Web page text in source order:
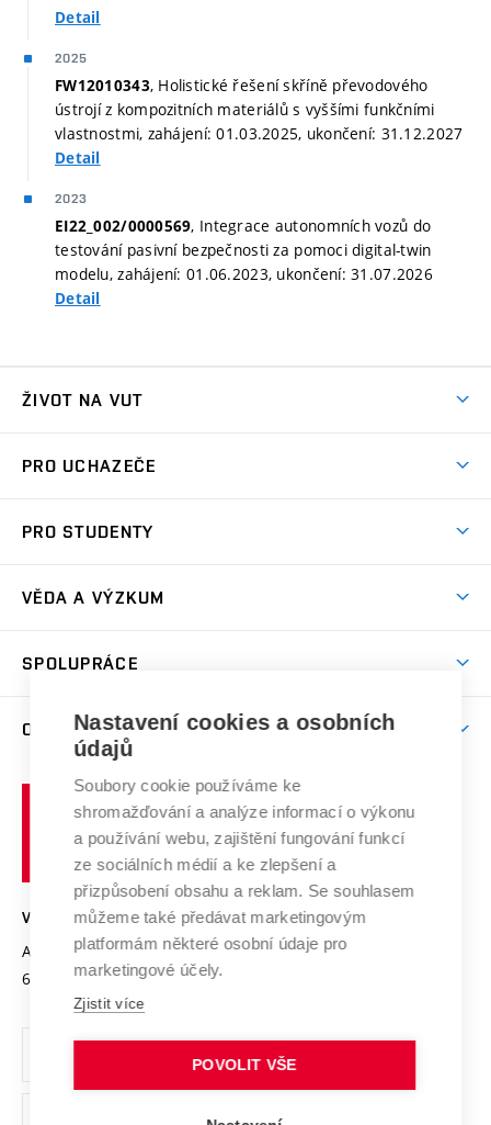
Detail
2025
FW12010343, Holistické řešení skříně převodového
ústrojí z kompozitních materiálů s vyššími funkčními
vlastnostmi, zahájení: 01.03.2025, ukončení: 31.12.2027
Detail
2023
EI22_002/0000569, Integrace autonomních vozů do
testování pasivní bezpečnosti za pomoci digital-twin
modelu, zahájení: 01.06.2023, ukončení: 31.07.2026
Detail
ŽIVOT NA VUT
Koleje
Sport na VUT
Brno
PRO UCHAZEČE
Dny otevřených dveří
Celoživotní vzdělávání
E-přihláška
PRO STUDENTY
Harmonogram akademického roku
Závěrečné práce
Doktorské studium
Zpracování osobních údajů studentů
Sociální bezpečí
Studium bez bariér
Podpora podnikání
VĚDA A VÝZKUM
Mezinárodní vědecká rada
Systém zajišťování kvality výzkumu
Výzkumné infrastruktury
Transfer znalostí
Open Science
Projekty
Projekty ze strukturálních fondů
Specifický výzkum
SPOLUPRÁCE
Firemní spolupráce
Zahraniční spolupráce
Spolupráce se školami
Služby univerzity
Mezinárodní dohody
Univerzitní sítě
O UNIVERZITĚ
Profil univerzity
Udržitelná univerzita
Podnikavá univerzita / ContriBUTe
Bezpečná univerzita
Vyznamenání
Organizační struktura
Ochrana osobních údajů
učení
technické
Brně
VYSOKÉ UČENÍ TECHNICKÉ V BRNĚ
Antonínská 548/1
602 00 Brno
www.vut.cz
vut@vutbr.cz
Nastavení cookies a osobních
údajů
Soubory cookie používáme ke
shromažďování a analýze informací o výkonu
a používání webu, zajištění fungování funkcí
ze sociálních médií a ke zlepšení a
přizpůsobení obsahu a reklam. Se souhlasem
můžeme také předávat marketingovým
platformám některé osobní údaje pro
marketingové účely.
Zjistit více
POVOLIT VŠE